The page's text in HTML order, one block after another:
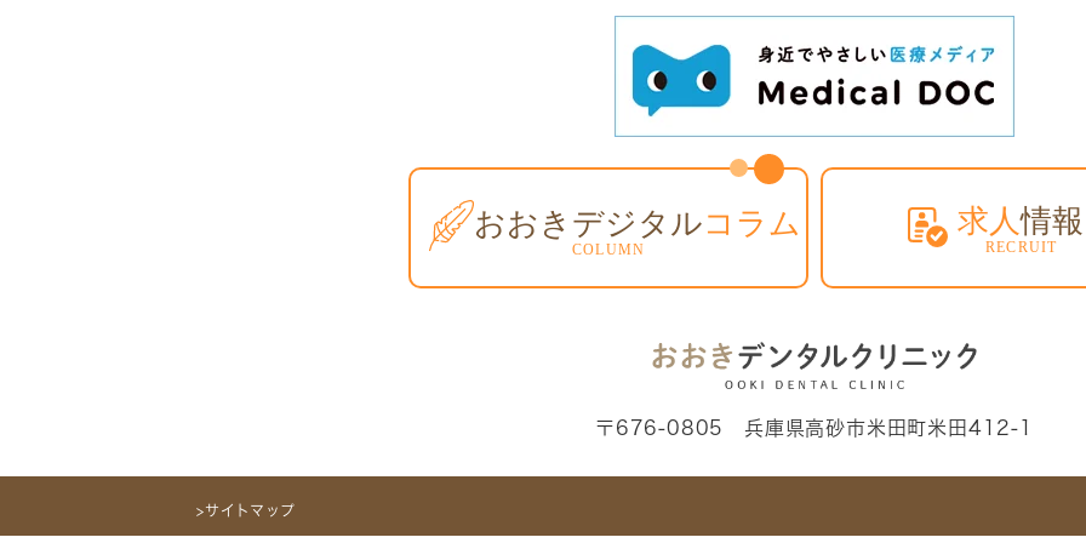
〒676-0805 兵庫県高砂市米田町米田412-1
>サイトマップ